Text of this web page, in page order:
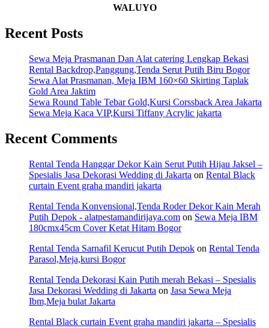
WALUYO
Recent Posts
Sewa Meja Prasmanan Dan Alat catering Lengkap Bekasi
Rental Backdrop,Panggung,Tenda Serut Putih Biru Bogor
Sewa Alat Prasmanan, Meja IBM 160×60 Skirting Taplak
Gold Area Jaktim
Sewa Round Table Tebar Gold,Kursi Corssback Area Jakarta
Sewa Meja Kaca VIP,Kursi Tiffany Acrylic jakarta
Recent Comments
Rental Tenda Hanggar Dekor Kain Serut Putih Hijau Jaksel –
Spesialis Jasa Dekorasi Wedding di Jakarta on Rental Black
curtain Event graha mandiri jakarta
Rental Tenda Konvensional,Tenda Roder Dekor Kain Merah
Putih Depok - alatpestamandirijaya.com on Sewa Meja IBM
180cmx45cm Cover Ketat Hitam Bogor
Rental Tenda Sarnafil Kerucut Putih Depok on Rental Tenda
Parasol,Meja,kursi Bogor
Rental Tenda Dekorasi Kain Putih merah Bekasi – Spesialis
Jasa Dekorasi Wedding di Jakarta on Jasa Sewa Meja
Ibm,Meja bulat Jakarta
Rental Black curtain Event graha mandiri jakarta – Spesialis